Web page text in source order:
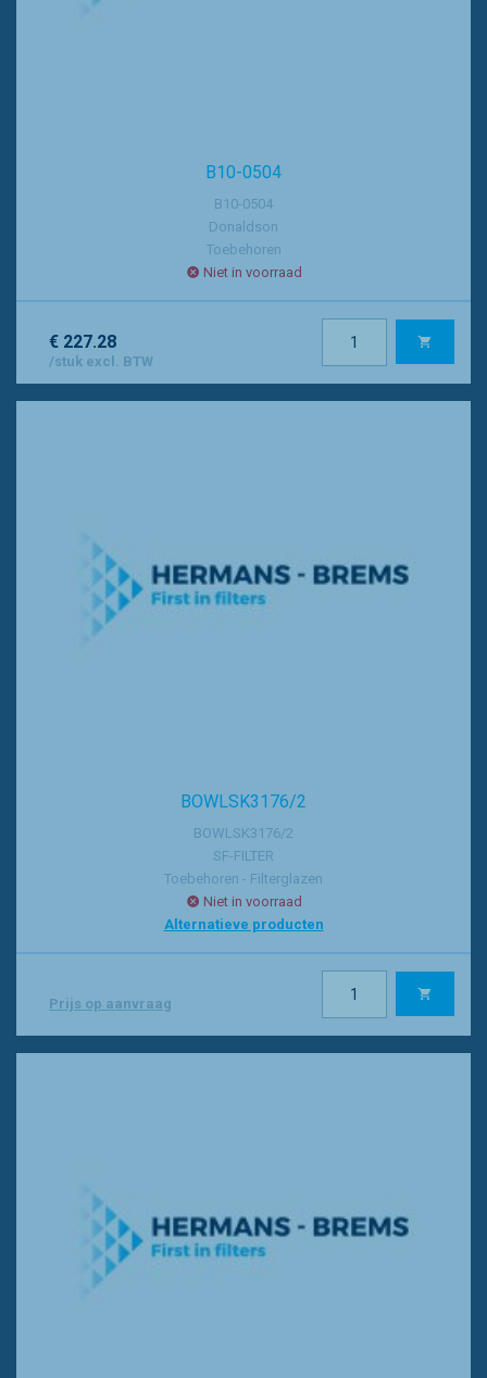
B10-0504
B10-0504
Donaldson
Toebehoren
Niet in voorraad
€ 227.28
/stuk excl. BTW
BOWLSK3176/2
BOWLSK3176/2
SF-FILTER
Toebehoren - Filterglazen
Niet in voorraad
Alternatieve producten
Prijs op aanvraag